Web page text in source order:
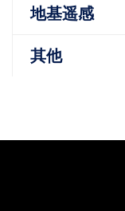
地基遥感
其他